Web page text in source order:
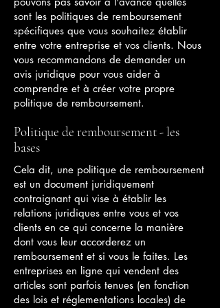
sont les politiques de remboursement
spécifiques que vous souhaitez établir
entre votre entreprise et vos clients. Nous
vous recommandons de demander un
avis juridique pour vous aider à
comprendre et à créer votre propre
politique de remboursement.
Politique de remboursement - les
bases
Cela dit, une politique de remboursement
est un document juridiquement
contraignant qui vise à établir les
relations juridiques entre vous et vos
clients en ce qui concerne la manière
dont vous leur accorderez un
remboursement et si vous le faites. Les
entreprises en ligne qui vendent des
articles sont parfois tenues (en fonction
des lois et réglementations locales) de